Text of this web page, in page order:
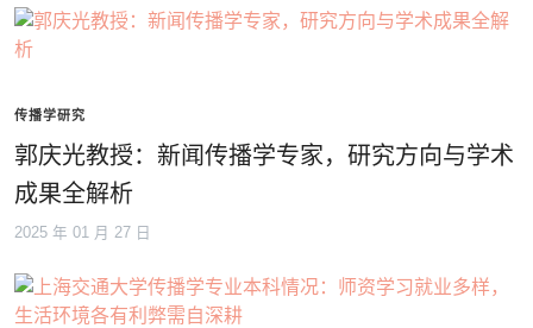
传播学研究
郭庆光教授：新闻传播学专家，研究方向与学术
成果全解析
2025 年 01 月 27 日